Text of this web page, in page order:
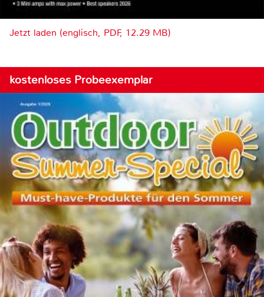
Jetzt laden (englisch, PDF, 12.29 MB)
kostenloses Probeexemplar